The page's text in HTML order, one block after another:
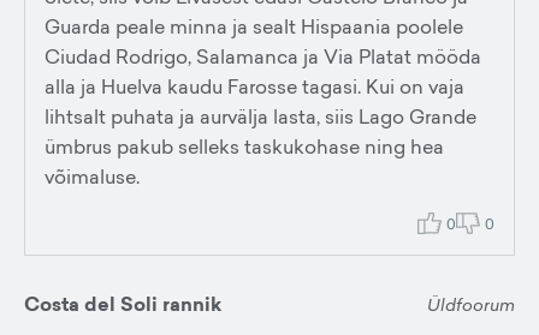
Guarda peale minna ja sealt Hispaania poolele
Ciudad Rodrigo, Salamanca ja Via Platat mööda
alla ja Huelva kaudu Farosse tagasi. Kui on vaja
lihtsalt puhata ja aurvälja lasta, siis Lago Grande
ümbrus pakub selleks taskukohase ning hea
võimaluse.
0 0
Costa del Soli rannik Üldfoorum